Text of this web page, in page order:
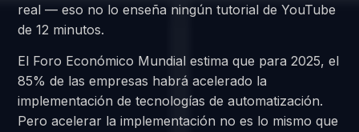
real — eso no lo enseña ningún tutorial de YouTube
de 12 minutos.
El Foro Económico Mundial estima que para 2025, el
85% de las empresas habrá acelerado la
implementación de tecnologías de automatización.
Pero acelerar la implementación no es lo mismo que